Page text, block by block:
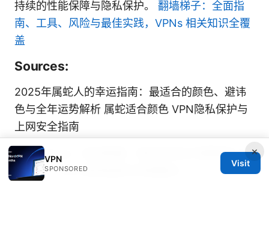
持续的性能保障与隐私保护。 翻墙梯子：全面指
南、工具、风险与最佳实践，VPNs 相关知识全覆
盖
Sources:
2025年属蛇人的幸运指南：最适合的颜色、避讳
色与全年运势解析 属蛇适合颜色 VPN隐私保护与
上网安全指南
代理 github：如何配置、使用及常见问题解答 代
理工具、VPN 使用指南与排错要点
×
VPN
SPONSORED
Visit